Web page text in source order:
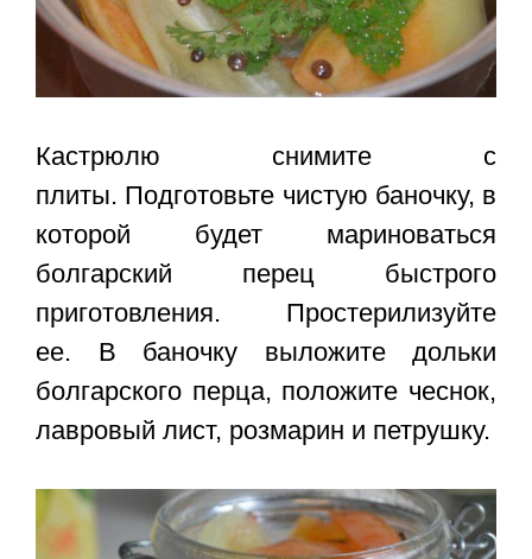
Кастрюлю снимите с
плиты. Подготовьте чистую баночку, в
которой будет мариноваться
болгарский перец быстрого
приготовления. Простерилизуйте
ее. В баночку выложите дольки
болгарского перца, положите чеснок,
лавровый лист, розмарин и петрушку.